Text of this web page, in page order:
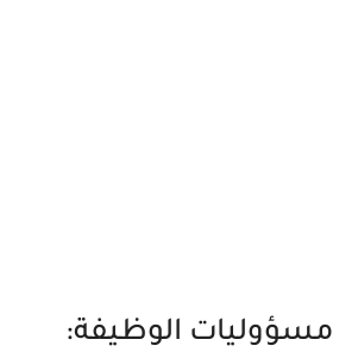
مسؤوليات الوظيفة: